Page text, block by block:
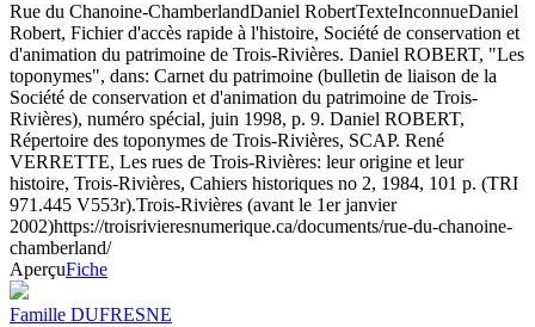
Rue du Chanoine-ChamberlandDaniel RobertTexteInconnueDaniel
Robert, Fichier d'accès rapide à l'histoire, Société de conservation et
d'animation du patrimoine de Trois-Rivières. Daniel ROBERT, "Les
toponymes", dans: Carnet du patrimoine (bulletin de liaison de la
Société de conservation et d'animation du patrimoine de Trois-
Rivières), numéro spécial, juin 1998, p. 9. Daniel ROBERT,
Répertoire des toponymes de Trois-Rivières, SCAP. René
VERRETTE, Les rues de Trois-Rivières: leur origine et leur
histoire, Trois-Rivières, Cahiers historiques no 2, 1984, 101 p. (TRI
971.445 V553r).Trois-Rivières (avant le 1er janvier
2002)https://troisrivieresnumerique.ca/documents/rue-du-chanoine-
chamberland/
AperçuFiche
Famille DUFRESNE